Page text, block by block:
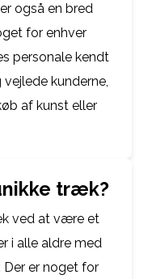
også en bred
for enhver
personale kendt
kunderne,
af kunst eller
træk?
ved at være et
i alle aldre med
er noget for